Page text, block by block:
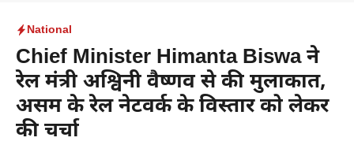
National
Chief Minister Himanta Biswa ने
रेल मंत्री अश्विनी वैष्णव से की मुलाकात,
असम के रेल नेटवर्क के विस्तार को लेकर
की चर्चा